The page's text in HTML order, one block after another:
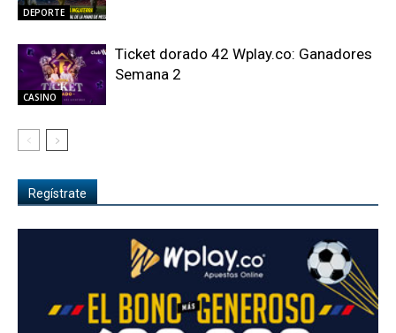
DEPORTE
CASINO
Ticket dorado 42 Wplay.co: Ganadores
Semana 2
Regístrate